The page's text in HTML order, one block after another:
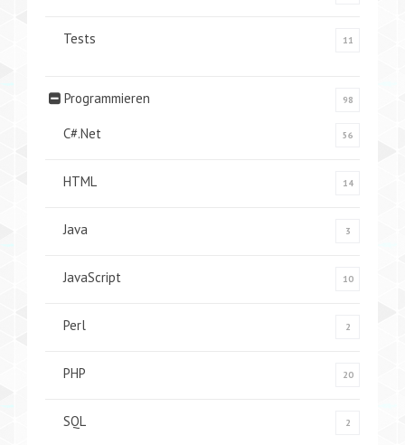
Tests 11
Programmieren 98
C#.Net 56
HTML 14
Java 3
JavaScript 10
Perl 2
PHP 20
SQL 2